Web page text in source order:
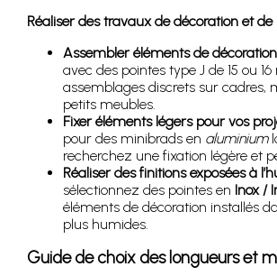
Réaliser des travaux de décoration et
Assembler éléments de
avec des pointes type J de 15 ou
assemblages discrets sur cadres,
petits meubles.
Fixer éléments légers pour vos
pour des minibrads en aluminium
recherchez une fixation légère et
Réaliser des finitions exposées à
sélectionnez des pointes en Inox /
éléments de décoration installés
plus humides.
Guide de choix des longueurs et